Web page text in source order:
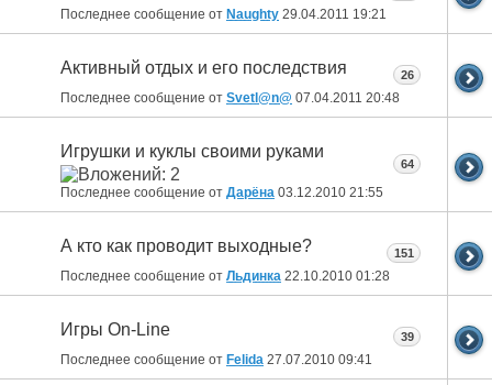
Последнее сообщение от Naughty 29.04.2011 19:21
Активный отдых и его последствия
Последнее сообщение от Svetl@n@ 07.04.2011 20:48
26
Игрушки и куклы своими руками
Последнее сообщение от Дарёна 03.12.2010 21:55
64
А кто как проводит выходные?
Последнее сообщение от Льдинка 22.10.2010 01:28
151
Игры On-Line
Последнее сообщение от Felida 27.07.2010 09:41
39